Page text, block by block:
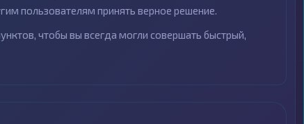
пользователям принять верное решение.
чтобы вы всегда могли совершать быстрый,